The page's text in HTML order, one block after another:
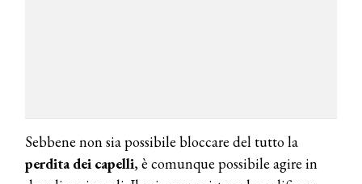
Sebbene non sia possibile bloccare del tutto la
perdita dei capelli, è comunque possibile agire in